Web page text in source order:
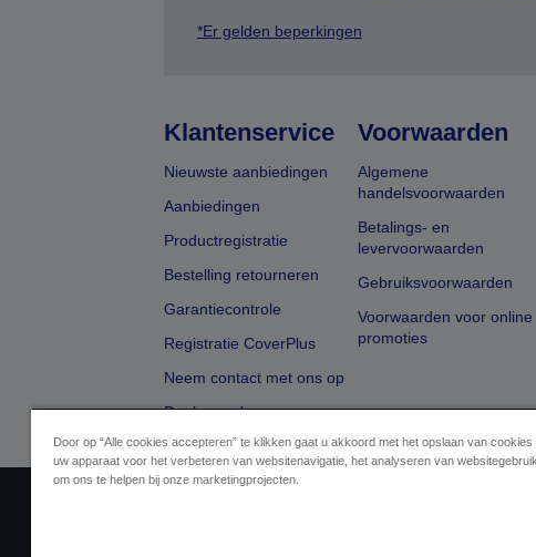
*Er gelden beperkingen
Klantenservice
Nieuwste aanbiedingen
Aanbiedingen
Productregistratie
Bestelling retourneren
Garantiecontrole
Registratie CoverPlus
Neem contact met ons op
Dealer zoeken
Voorwaarden
Algemene
handelsvoorwaarden
Betalings- en
levervoorwaarden
Gebruiksvoorwaarden
Voorwaarden voor online
promoties
Door op “Alle cookies accepteren” te klikken gaat u akkoord met het opslaan van cookies
uw apparaat voor het verbeteren van websitenavigatie, het analyseren van
om ons te helpen bij onze marketingprojecten.